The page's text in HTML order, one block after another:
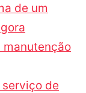
de um
manutenção
de